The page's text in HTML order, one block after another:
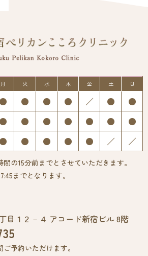
月 火 水 木 金 土 日
● ● ● ● ／ ● ●
● ● ● ● ● ● ●
● ● ● ● ● ／ ／
の15分前までとさせていただきます。
までとなります。
目１２－４ アコード新宿ビル 8階
予約いただけます。